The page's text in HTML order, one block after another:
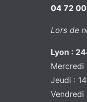
04 72
Lors de
Lyon :
Mercredi
Jeudi :
Vendredi